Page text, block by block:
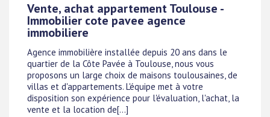
Vente, achat appartement Toulouse -
Immobilier cote pavee agence
immobiliere
Agence immobilière installée depuis 20 ans dans le
quartier de la Côte Pavée à Toulouse, nous vous
proposons un large choix de maisons toulousaines, de
villas et d'appartements. L'équipe met à votre
disposition son expérience pour l'évaluation, l'achat, la
vente et la location de[...]